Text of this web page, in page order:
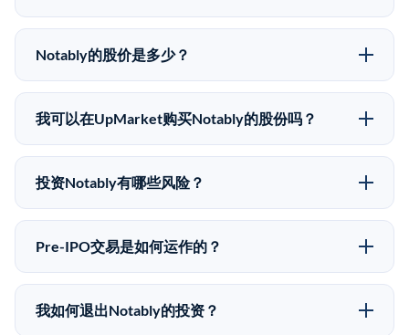
Notably的股价是多少？
Notably没有公开股价，因为它是一家私有公司。最近的
已知股价来自其最近一轮融资。 二级市场上的Pre-IPO
不同。
我可以在UpMarket购买Notably的股份吗？
可以。合格投资者可以通过填写本页表单或在
upmarket.co创建账户来表达对Notably股份的投资意
50,000美元。UpMarket是FINRA注册的经纪交易商，
自2019年以来已经纪超过5亿美元的另类投资。
投资Notably有哪些风险？
Pre-IPO投资存在重大风险。Notably的股份流动性低，
意味着没有公开市场可以快速出售。不存在确定的退出
好可能全部损失的准备。私有公司的估值在融资轮次之
间可能大幅波动。投资者应在投资前咨询其财务顾问并
Pre-IPO交易是如何运作的？
在Pre-IPO交易中，合格投资者通过二级市场平台从现有
股东（如员工、早期投资者或其他持有人）处购买股
我如何退出Notably的投资？